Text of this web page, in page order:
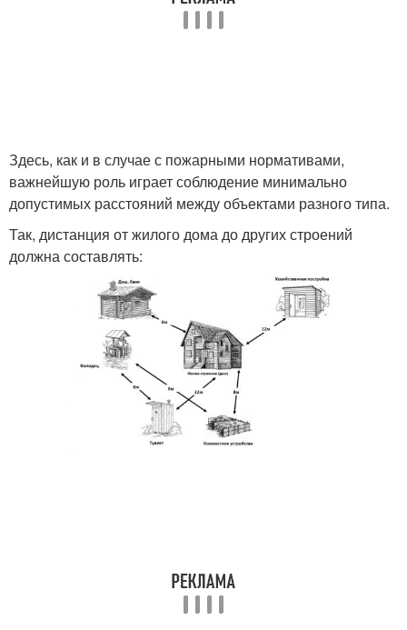
Здесь, как и в случае с пожарными нормативами,
важнейшую роль играет соблюдение минимально
допустимых расстояний между объектами разного типа.
Так, дистанция от жилого дома до других строений
должна составлять: